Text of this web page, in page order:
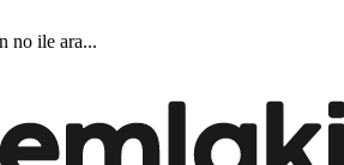
no ile ara...